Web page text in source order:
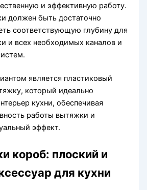
и эффективную работу.
должен быть достаточно
соответствующую глубину для
и всех необходимых каналов и
является пластиковый
который идеально
кухни, обеспечивая
работы вытяжки и
эффект.
короб: плоский и
для кухни